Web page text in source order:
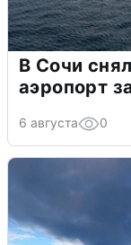
В Сочи
аэропорт
6 августа 0